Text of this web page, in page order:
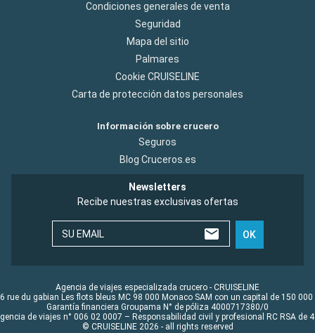
Condiciones generales de venta
Seguridad
Mapa del sitio
Palmares
Cookie CRUISELINE
Carta de protección datos personales
Información sobre crucero
Seguros
Blog Cruceros.es
Newsletters
Recibe nuestras exclusivas ofertas
SU EMAIL OK
Agencia de viajes especializada crucero - CRUISELINE
rue du gabian Les flots bleus MC 98 000 Monaco SAM con un capital de 150 000
Garantía financiera Groupama N° de póliza 4000717380/0
de viajes n° 006 02 0007 – Responsabilidad civil y profesional RC RSA de
© CRUISELINE 2026 - all rights reserved